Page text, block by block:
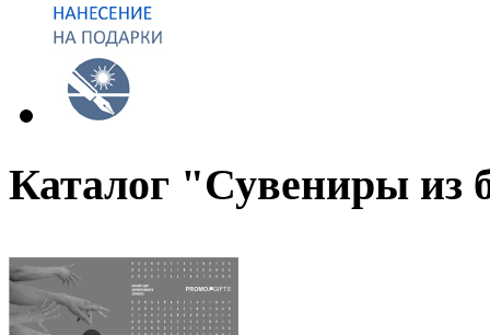
Каталог "Сувениры из